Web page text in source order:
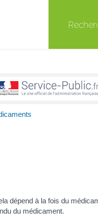
dépend à la fois du
du médicament.